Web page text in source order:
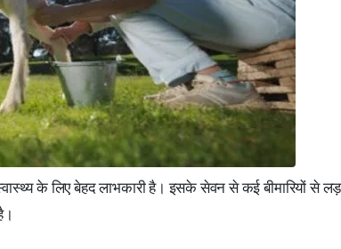
के लिए बेहद लाभकारी है। इसके सेवन से कई बीमारियों से